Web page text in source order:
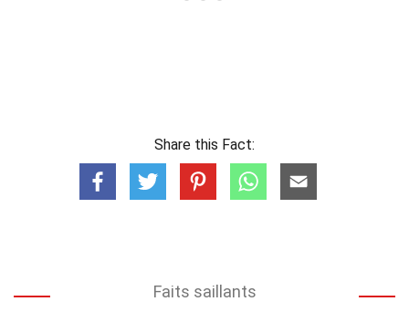
Share this Fact:
Faits saillants